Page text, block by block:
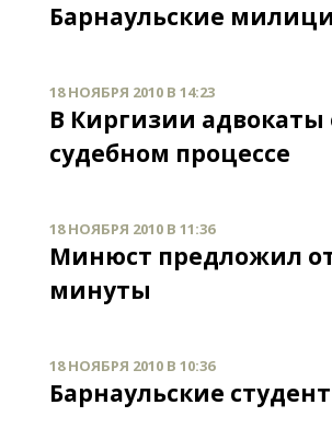
Барнаульские
18 НОЯБРЯ 2010 В 14:23
В Киргизии адвокаты
судебном процессе
18 НОЯБРЯ 2010 В 11:36
Минюст предложил
минуты
18 НОЯБРЯ 2010 В 10:36
Барнаульские